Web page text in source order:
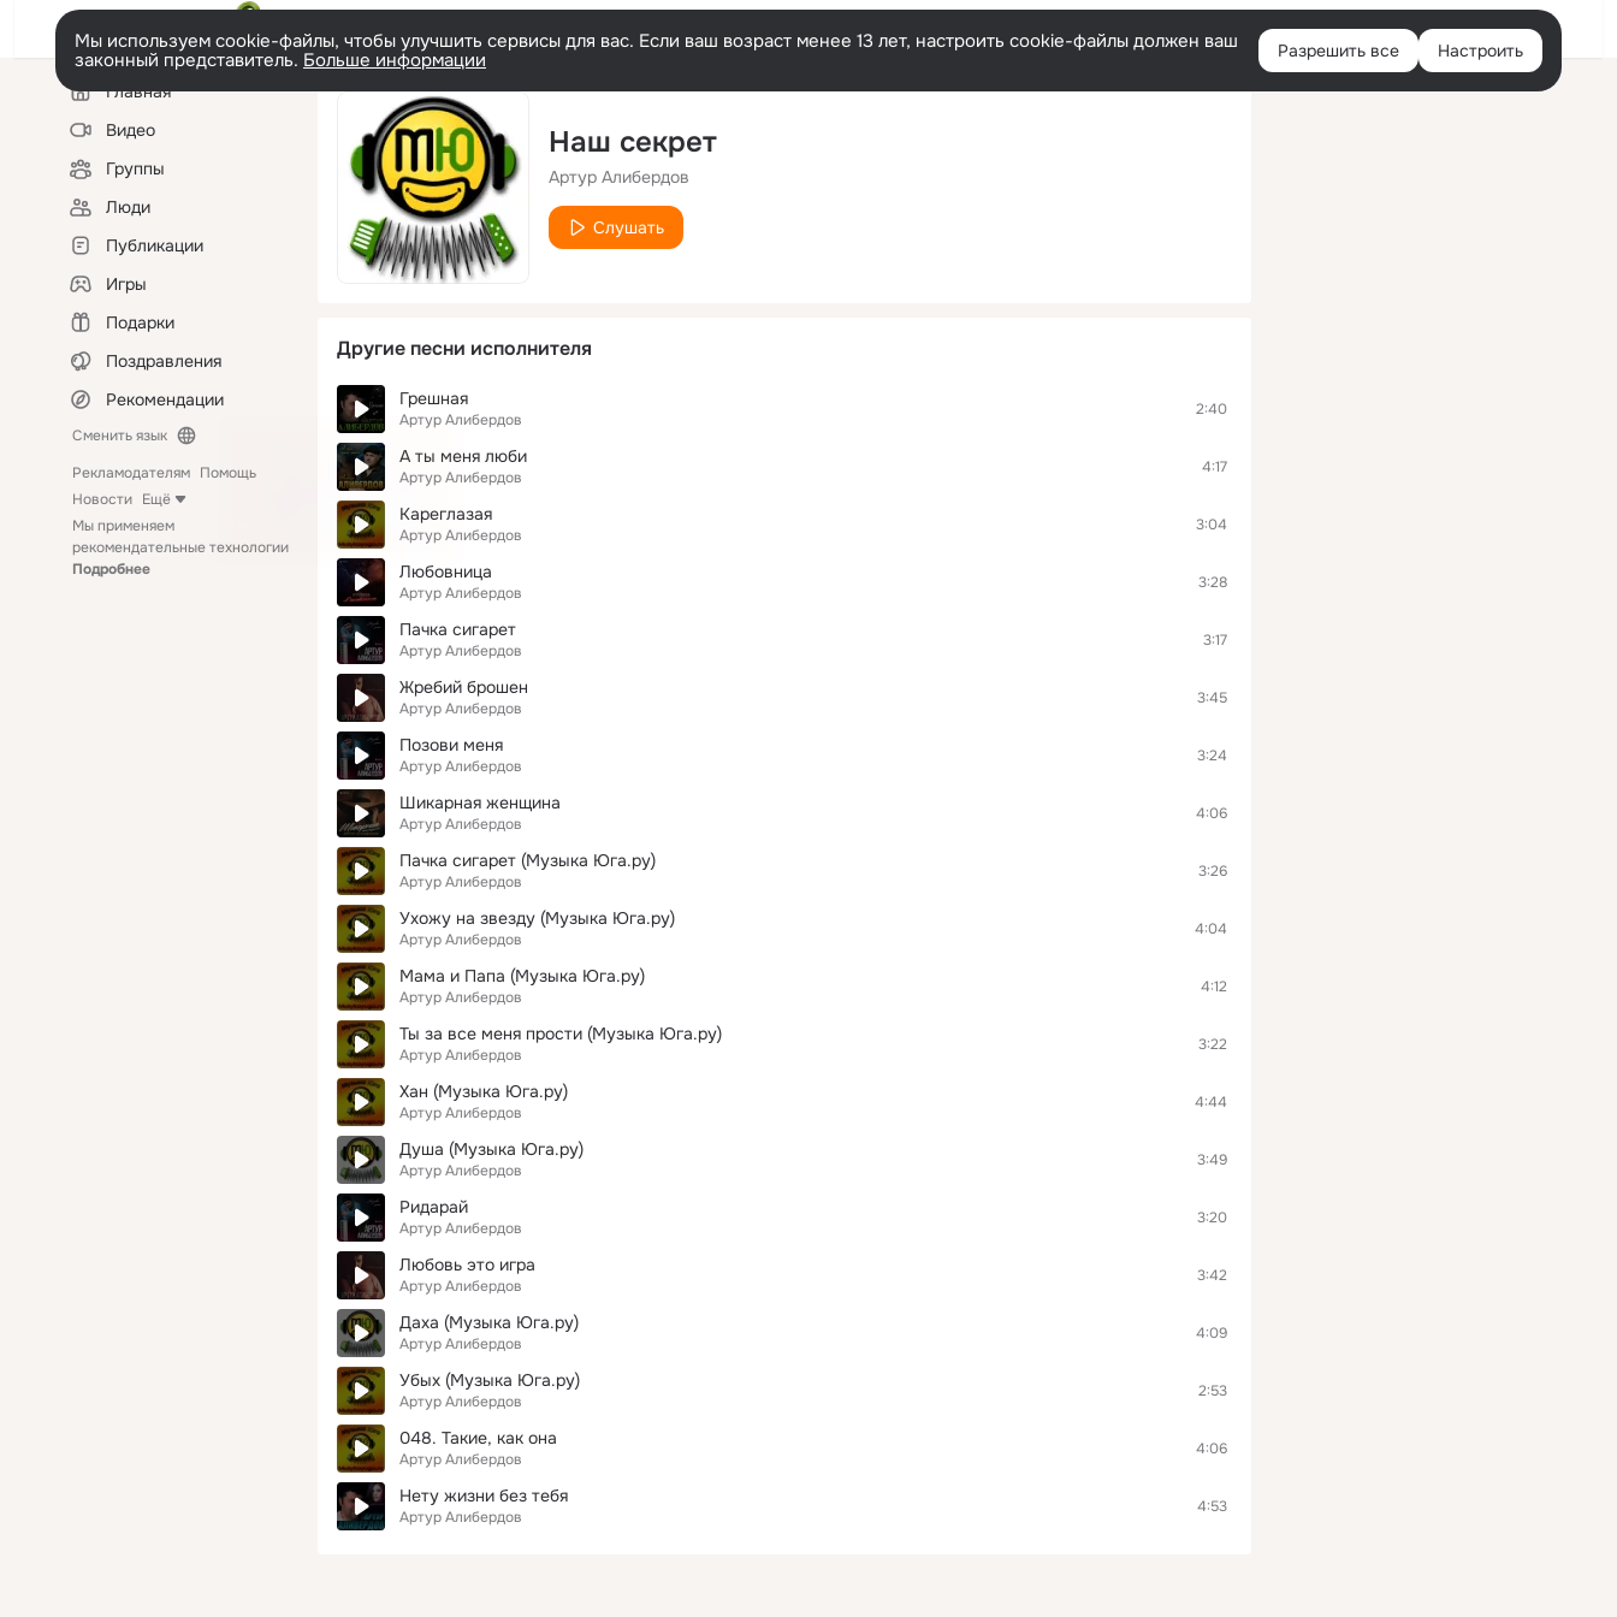
Войти
Мы используем cookie-файлы, чтобы улучшить сервисы для вас. Если ваш возраст менее 13 лет, настроить cookie-файлы должен ваш
законный представитель. Больше информации Разрешить все Настроить
Левая
колонкаГлавная
Видео
Группы
Люди
Публикации
Игры
Подарки
Поздравления
Рекомендации
Сменить язык
Рекламодателям Помощь
Новости Ещё
Мы применяем
рекомендательные технологии
Подробнее
Наш секрет
Артур Алибердов
Слушать
Другие песни исполнителя
Грешная
Артур Алибердов
2:40
А ты меня люби
Артур Алибердов
4:17
Кареглазая
Артур Алибердов
3:04
Любовница
Артур Алибердов
3:28
Пачка сигарет
Артур Алибердов
3:17
Жребий брошен
Артур Алибердов
3:45
Позови меня
Артур Алибердов
3:24
Шикарная женщина
Артур Алибердов
4:06
Пачка сигарет (Музыка Юга.ру)
Артур Алибердов
3:26
Ухожу на звезду (Музыка Юга.ру)
Артур Алибердов
4:04
Мама и Папа (Музыка Юга.ру)
Артур Алибердов
4:12
Ты за все меня прости (Музыка Юга.ру)
Артур Алибердов
3:22
Хан (Музыка Юга.ру)
Артур Алибердов
4:44
Душа (Музыка Юга.ру)
Артур Алибердов
3:49
Ридарай
Артур Алибердов
3:20
Любовь это игра
Артур Алибердов
3:42
Даха (Музыка Юга.ру)
Артур Алибердов
4:09
Убых (Музыка Юга.ру)
Артур Алибердов
2:53
048. Такие, как она
Артур Алибердов
4:06
Нету жизни без тебя
Артур Алибердов
4:53